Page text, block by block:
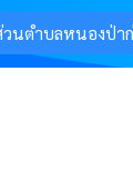
นตำบลหนองป่า